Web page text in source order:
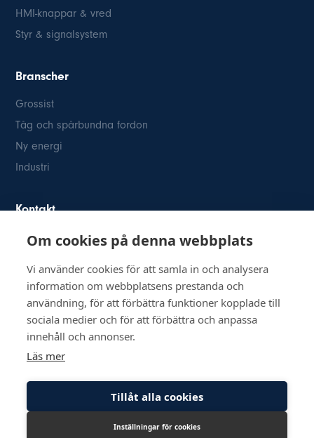
HMI-knappar & vred
Styr & signalsystem
Branscher
Grossist
Tåg och spårbundna fordon
Ny energi
Industri
Kontakt
Österögatan 2
info@inkom.se
Org.nr: 556111-8505
© Copyright 2026 Inkom, Industrikomponenter AB
Integritetspolicy
Cookiepolicy Lediga tjänster
Om cookies på denna webbplats
Vi använder cookies för att samla in och analysera
information om webbplatsens prestanda och
användning, för att förbättra funktioner kopplade till
sociala medier och för att förbättra och anpassa
innehåll och annonser.
Läs mer
Tillåt alla cookies
Inställningar för cookies